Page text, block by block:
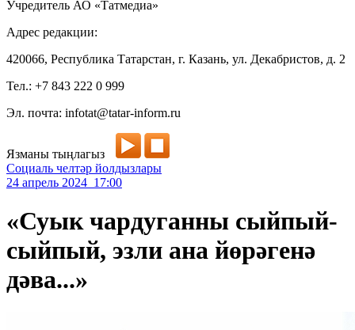
Учредитель АО «Татмедиа»
Адрес редакции:
420066, Республика Татарстан, г. Казань, ул. Декабристов, д. 2
Тел.: +7 843 222 0 999
Эл. почта: infotat@tatar-inform.ru
Язманы тыңлагыз
Социаль челтәр йолдызлары
24 апрель 2024 17:00
«Суык чардуганны сыйпый-
сыйпый, эзли ана йөрәгенә
дәва...»